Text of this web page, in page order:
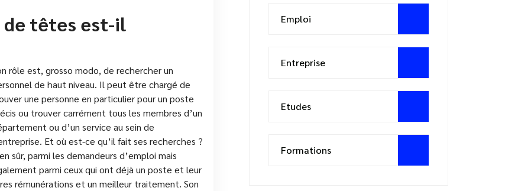
de têtes est-il
rôle est, grosso modo, de rechercher un
de haut niveau. Il peut être chargé de
une personne en particulier pour un poste
ou trouver carrément tous les membres d’un
ou d’un service au sein de
Et où est-ce qu’il fait ses recherches ?
sûr, parmi les demandeurs d’emploi mais
parmi ceux qui ont déjà un poste et leur
rémunérations et un meilleur traitement. Son
Emploi
Entreprise
Etudes
Formations